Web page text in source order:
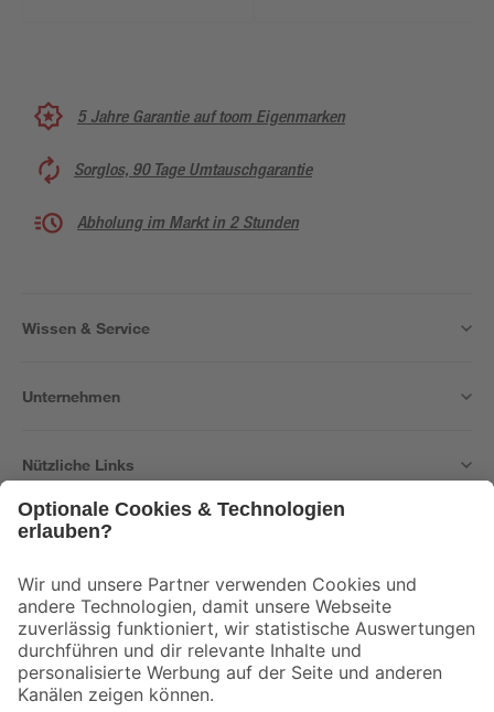
5 Jahre Garantie auf toom Eigenmarken
Sorglos, 90 Tage Umtauschgarantie
Abholung im Markt in 2 Stunden
Wissen & Service
Unternehmen
Nützliche Links
Der toom Newsletter: Keine Angebote und Aktionen mehr verpassen!
Zur Newsletter Anmeldung
Folge uns